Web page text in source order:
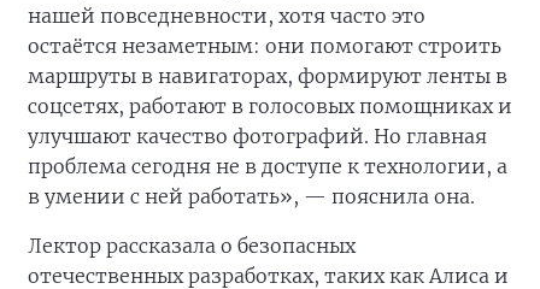
нашей повседневности, хотя часто это
остаётся незаметным: они помогают строить
маршруты в навигаторах, формируют ленты в
соцсетях, работают в голосовых помощниках и
улучшают качество фотографий. Но главная
проблема сегодня не в доступе к технологии, а
в умении с ней работать», — пояснила она.
Лектор рассказала о безопасных
отечественных разработках, таких как Алиса и